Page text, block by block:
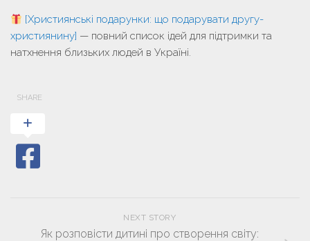
[Християнські подарунки: що подарувати другу-
християнину] — повний список ідей для підтримки та
натхнення близьких людей в Україні.
SHARE
NEXT STORY
Як розповісти дитині про створення світу: